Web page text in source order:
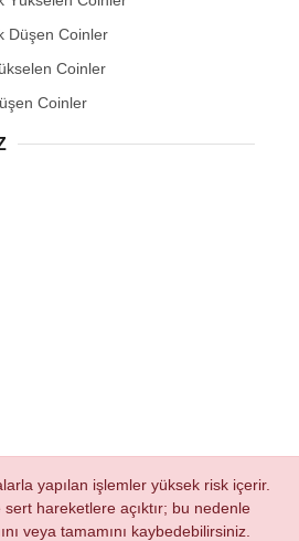
Düşen Coinler
Coinler
Coinler
yapılan işlemler yüksek risk içerir.
sert hareketlere açıktır; bu nedenle
veya tamamını kaybedebilirsiniz.